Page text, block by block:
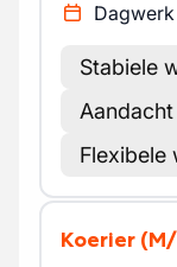
Dagwerk
Stabiele
Flexibele
Koerier